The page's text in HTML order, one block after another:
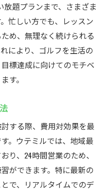
放題プランまで、さまざま
忙しい方でも、レッスン
め、無理なく続けられる
により、ゴルフを生活の
標達成に向けてのモチベ
す。
する際、費用対効果を最
。ウテミルでは、地域最
り、24時間営業のため、
ができます。特に最新の
で、リアルタイムでのデ